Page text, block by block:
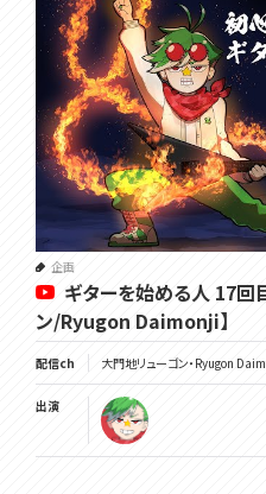
企画
ギターを始める人 17回
ン/Ryugon Daimonji】
配信ch 大門地リューゴン・Ryugon
出演